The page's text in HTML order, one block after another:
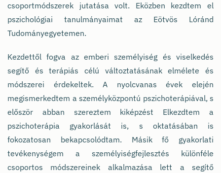
csoportmódszerek jutatása volt. Eközben kezdtem el
pszichológiai tanulmányaimat az Eötvös Lóránd
Tudományegyetemen.
Kezdettől fogva az emberi személyiség és viselkedés
segítő és terápiás célú változtatásának elmélete és
módszerei érdekeltek. A nyolcvanas évek elején
megismerkedtem a személyközpontú pszichoterápiával, s
először abban szereztem kiképzést Elkezdtem a
pszichoterápia gyakorlását is, s oktatásában is
fokozatosan bekapcsolódtam. Másik fő gyakorlati
tevékenységem a személyiségfejlesztés különféle
csoportos módszereinek alkalmazása lett a segítő